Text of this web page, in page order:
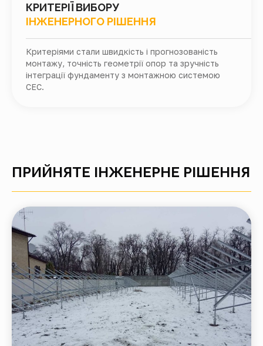
КРИТЕРІЇ ВИБОРУ
ІНЖЕНЕРНОГО РІШЕННЯ
Критеріями стали швидкість і прогнозованість
монтажу, точність геометрії опор та зручність
інтеграції фундаменту з монтажною системою
СЕС.
ПРИЙНЯТЕ ІНЖЕНЕРНЕ РІШЕННЯ